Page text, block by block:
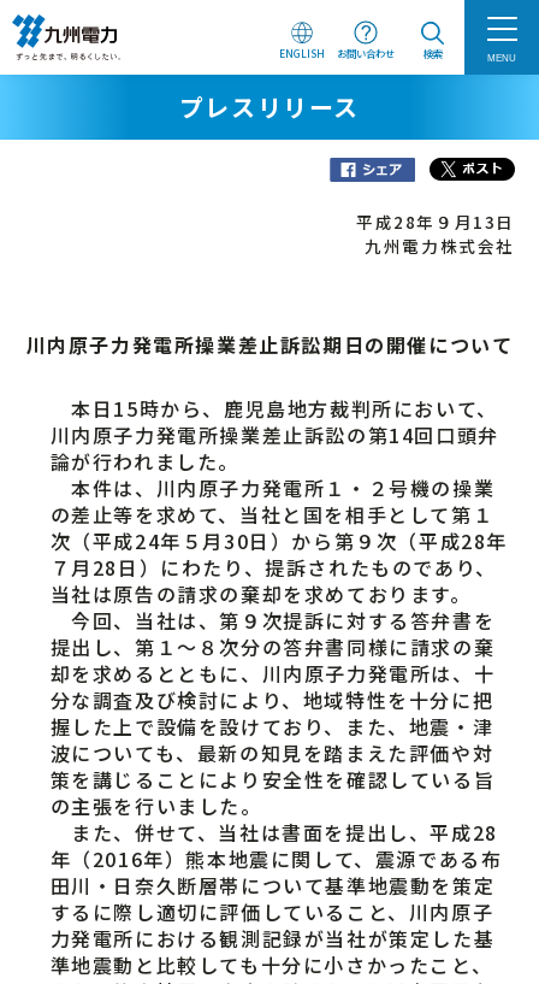
ENGLISH お問い合わせ 検索 MENU
プレスリリース
平成28年９月13日
九州電力株式会社
川内原子力発電所操業差止訴訟期日の開催について
本日15時から、鹿児島地方裁判所において、
川内原子力発電所操業差止訴訟の第14回口頭弁
論が行われました。
本件は、川内原子力発電所１・２号機の操業
の差止等を求めて、当社と国を相手として第１
次（平成24年５月30日）から第９次（平成28年
７月28日）にわたり、提訴されたものであり、
当社は原告の請求の棄却を求めております。
今回、当社は、第９次提訴に対する答弁書を
提出し、第１～８次分の答弁書同様に請求の棄
却を求めるとともに、川内原子力発電所は、十
分な調査及び検討により、地域特性を十分に把
握した上で設備を設けており、また、地震・津
波についても、最新の知見を踏まえた評価や対
策を講じることにより安全性を確認している旨
の主張を行いました。
また、併せて、当社は書面を提出し、平成28
年（2016年）熊本地震に関して、震源である布
田川・日奈久断層帯について基準地震動を策定
するに際し適切に評価していること、川内原子
力発電所における観測記録が当社が策定した基
準地震動と比較しても十分に小さかったこと、